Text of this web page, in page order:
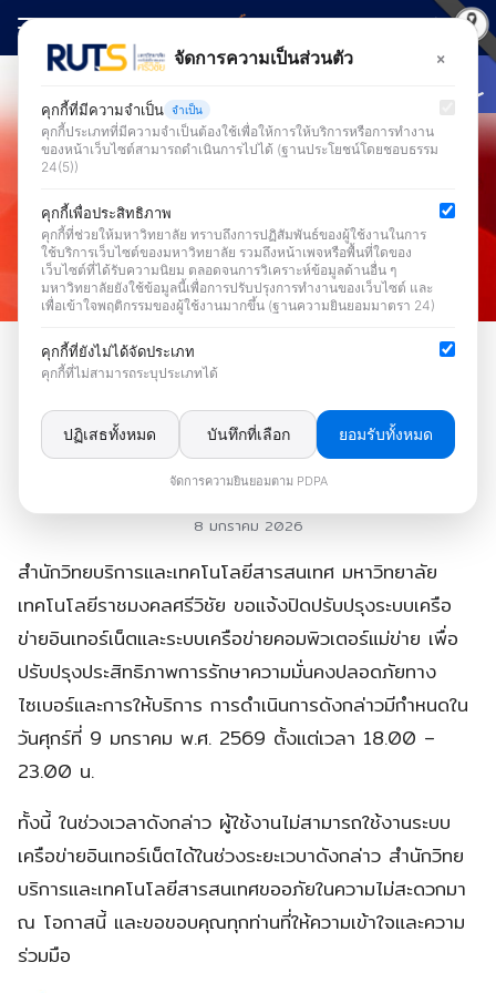
Skip
content
Search
ข่าวการบริการโครงสร้างพื้นฐาน
สำนักวิทยบริการฯ เเจ้งปิดปรับปรุง
ระบบเครือข่ายอินเทอร์เน็ตเเละระบบ
เครื่องคอมพิวเตอร์เเม่ข่าย
8 มกราคม 2026
สำนักวิทยบริการและเทคโนโลยีสารสนเทศ มหาวิทยาลัย
เทคโนโลยีราชมงคลศรีวิชัย ขอแจ้งปิดปรับปรุงระบบเครือ
ข่ายอินเทอร์เน็ตและระบบเครือข่ายคอมพิวเตอร์แม่ข่าย เพื่อ
ปรับปรุงประสิทธิภาพการรักษาความมั่นคงปลอดภัยทาง
ไซเบอร์และการให้บริการ การดำเนินการดังกล่าวมีกำหนดใน
วันศุกร์ที่ 9 มกราคม พ.ศ. 2569 ตั้งแต่เวลา 18.00 –
23.00 น.
ทั้งนี้ ในช่วงเวลาดังกล่าว ผู้ใช้งานไม่สามารถใช้งานระบบ
เครือข่ายอินเทอร์เน็ตได้ในช่วงระยะเวบาดังกล่าว สำนักวิทย
บริการและเทคโนโลยีสารสนเทศขออภัยในความไม่สะดวกมา
ณ โอกาสนี้ และขอขอบคุณทุกท่านที่ให้ความเข้าใจและความ
ร่วมมือ
จัดการความเป็นส่วนตัว ×
คุกกี้ที่มีความจำเป็น จำเป็น
คุกกี้ประเภทที่มีความจำเป็นต้องใช้เพื่อให้การให้บริการหรือการทำงาน
ของหน้าเว็บไซต์สามารถดำเนินการไปได้ (ฐานประโยชน์โดยชอบธรรม
24(5))
คุกกี้เพื่อประสิทธิภาพ
คุกกี้ที่ช่วยให้มหาวิทยาลัย ทราบถึงการปฏิสัมพันธ์ของผู้ใช้งานในการ
ใช้บริการเว็บไซต์ของมหาวิทยาลัย รวมถึงหน้าเพจหรือพื้นที่ใดของ
เว็บไซต์ที่ได้รับความนิยม ตลอดจนการวิเคราะห์ข้อมูลด้านอื่น ๆ
มหาวิทยาลัยยังใช้ข้อมูลนี้เพื่อการปรับปรุงการทำงานของเว็บไซต์ และ
เพื่อเข้าใจพฤติกรรมของผู้ใช้งานมากขึ้น (ฐานความยินยอมมาตรา 24)
คุกกี้ที่ยังไม่ได้จัดประเภท
คุกกี้ที่ไม่สามารถระบุประเภทได้
ปฏิเสธทั้งหมด บันทึกที่เลือก ยอมรับทั้งหมด
จัดการความยินยอมตาม PDPA